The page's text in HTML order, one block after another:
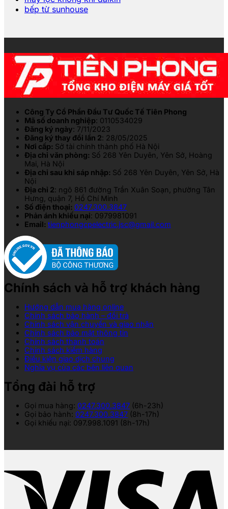
bếp từ sunhouse
Công Ty Cổ Phần Đầu Tư Quốc Tế Tiên Phong
Mã số doanh nghiệp: 0110534029
Đăng ký ngày: 7/11/2023
Đăng ký thay đổi lần 2: 28/05/2025
Nơi cấp: Sở tài chính thành phố Hà Nội
Địa chỉ văn phòng: Số 268 Yên Duyên, Yên Sở, Hoàng
Mai, Hà Nội
Địa chỉ sau khi sáp nhập: Số 268 Yên Duyên, Yên Sở, Hà
Nội
Địa chỉ 2: ngõ 861 đường Trần Xuân Soạn, phường Tân
Hưng, quận 7, Hồ Chí Minh
Số điện thoại: 0247.300.3847
Phản ánh khiếu nại: 0979981091
Email: tienphongcpelectric.jsc@gmail.com
Chính sách và hỗ trợ khách hàng
Hướng dẫn mua hàng online
Chính sách bảo hành – đổi trả
Chính sách vận chuyển và giao nhận
Chính sách bảo mật thông tin
Chính sách thanh toán
Chính sách kiểm hàng
Điều kiện giao dịch chung
Nghĩa vụ của các bên liên quan
Tổng đài hỗ trợ
Gọi mua hàng: 0247.300.3847 (6h-23h)
Gọi bảo hành: 0247.300.3847 (8h-17h)
Gọi khiếu nại: 097.998.1091 (8h-17h)